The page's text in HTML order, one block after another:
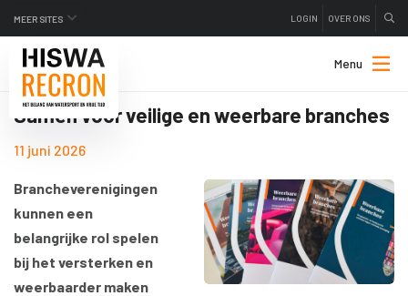
MEER SITES LOGIN OVER ONS
Menu
Samen voor veilige en weerbare branches
11 juni 2026
Brancheverenigingen
kunnen een
belangrijke rol spelen
bij het versterken en
weerbaarder maken